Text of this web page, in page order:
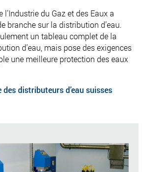
l’Industrie du Gaz et des Eaux a
branche sur la distribution d’eau.
un tableau complet de la
d’eau, mais pose des exigences
une meilleure protection des eaux
distributeurs d’eau suisses